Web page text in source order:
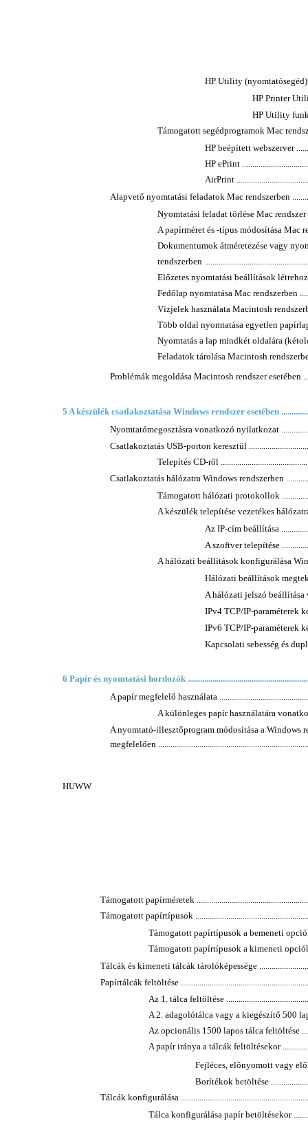
HP Utility (nyomtatósegéd)
HP Printer
HP Utility
Támogatott segédprogramok Mac
HP beépített webszerver
HP ePrint
AirPrint
Alapvető nyomtatási feladatok Mac rendszerben
Nyomtatási feladat törlése Mac rendszer
A papírméret és -típus módosítása Mac
Dokumentumok átméretezése vagy
rendszerben
Előzetes nyomtatási beállítások
Fedőlap nyomtatása Mac rendszerben
Vízjelek használata Macintosh
Több oldal nyomtatása egyetlen
Nyomtatás a lap mindkét oldalára
Feladatok tárolása Macintosh
Problémák megoldása Macintosh rendszer esetében
5 A készülék csatlakoztatása Windows rendszer esetében
Nyomtatómegosztásra vonatkozó nyilatkozat
Csatlakoztatás USB-porton keresztül
Telepítés CD-ről
Csatlakoztatás hálózatra Windows rendszerben
Támogatott hálózati protokollok
A készülék telepítése vezetékes
Az IP-cím beállítása
A szoftver telepítése
A hálózati beállítások konfigurálása
Hálózati beállítások
A hálózati jelszó beállítása
IPv4 TCP/IP-paraméterek
IPv6 TCP/IP-paraméterek
Kapcsolati sebesség és
6 Papír és nyomtatási hordozók
A papír megfelelő használata
A különleges papír használatára
A nyomtató-illesztőprogram módosítása a Windows
megfelelően
HUWW
Támogatott papírméretek
Támogatott papírtípusok
Támogatott papírtípusok a bemeneti opciók
Támogatott papírtípusok a kimeneti opciók
Tálcák és kimeneti tálcák tárolóképessége
Papírtálcák feltöltése
Az 1. tálca feltöltése
A 2. adagolótálca vagy a kiegészítő 500
Az opcionális 1500 lapos tálca feltöltése
A papír iránya a tálcák feltöltésekor
Fejléces, előnyomott vagy
Borítékok betöltése
Tálcák konfigurálása
Tálca konfigurálása papír betöltésekor